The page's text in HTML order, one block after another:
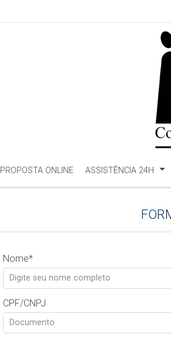
PROPOSTA ONLINE ASSISTÊNCIA 24H
Nome
CPF/CNPJ